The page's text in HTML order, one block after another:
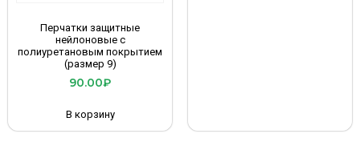
Перчатки защитные
нейлоновые с
полиуретановым покрытием
(размер 9)
90.00₽
В корзину